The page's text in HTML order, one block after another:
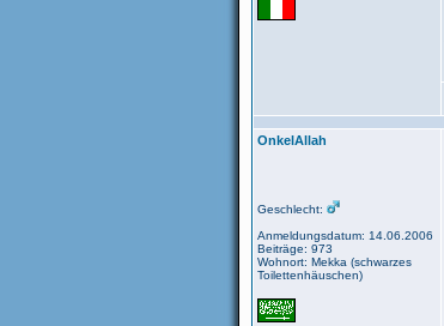
OnkelAllah
Geschlecht:
Anmeldungsdatum: 14.06.2006
Beiträge: 973
Wohnort: Mekka (schwarzes
Toilettenhäuschen)